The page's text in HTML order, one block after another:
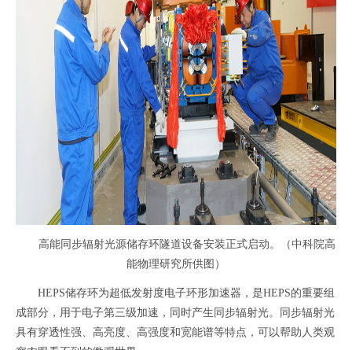
高能同步辐射光源储存环隧道设备安装正式启动。（中科院高
能物理研究所供图）
HEPS储存环为超低发射度电子环形加速器，是HEPS的重要组
成部分，用于电子第三级加速，同时产生同步辐射光。同步辐射光
具有穿透性强、高亮度、高强度和宽能谱等特点，可以帮助人类观